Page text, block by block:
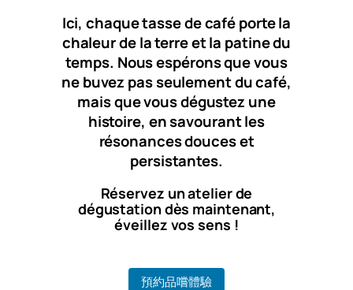
Ici, chaque tasse de café porte la
chaleur de la terre et la patine du
temps. Nous espérons que vous
ne buvez pas seulement du café,
mais que vous dégustez une
histoire, en savourant les
résonances douces et
persistantes.
Réservez un atelier de
dégustation dès maintenant,
éveillez vos sens !
預約品嚐體驗